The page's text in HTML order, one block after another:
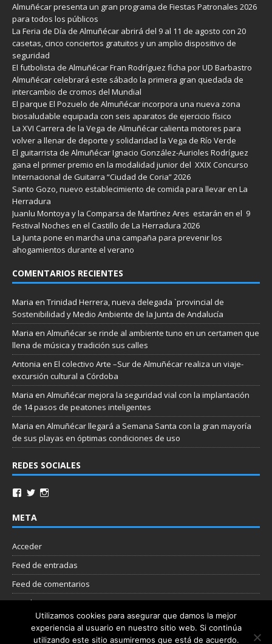
Almuñécar presenta un gran programa de Fiestas Patronales 2026
para todos los públicos
La Feria de Día de Almuñécar abrirá del 9 al 11 de agosto con 20
casetas, cinco conciertos gratuitos y un amplio dispositivo de
seguridad
El futbolista de Almuñécar Fran Rodríguez ficha por UD Barbastro
Almuñécar celebrará este sábado la primera gran quedada de
intercambio de cromos del Mundial
El parque El Pozuelo de Almuñécar incorpora una nueva zona
biosaludable equipada con seis aparatos de ejercicio físico
La XVI Carrera de la Vega de Almuñécar calienta motores para
volver a llenar de deporte y solidaridad la Vega de Río Verde
El guitarrista de Almuñécar Ignacio González-Aurioles Rodríguez
gana el primer premio en la modalidad junior del XXIX Concurso
Internacional de Guitarra “Ciudad de Coria” 2026
Santo Gozo, nuevo establecimiento de comida para llevar en La
Herradura
Juanlu Montoya y la Comparsa de Martínez Ares estarán en el 9
Festival Noches en el Castillo de La Herradura 2026
La Junta pone en marcha una campaña para prevenir los
ahogamientos durante el verano
COMENTARIOS RECIENTES
Maria en Trinidad Herrera, nueva delegada `provincial de
Sostenibilidad y Medio Ambiente de la Junta de Andalucía
Maria en Almuñécar se rinde al ambiente tuno en un certamen que
llena de música y tradición sus calles
Antonia en El colectivo Arte –Sur de Almuñécar realiza un viaje-
excursión cultural a Córdoba
Maria en Almuñécar mejora la seguridad vial con la implantación
de 14 pasos de peatones inteligentes
Maria en Almuñécar llegará a Semana Santa con la gran mayoría
de sus playas en óptimas condiciones de uso
REDES SOCIALES
META
Acceder
Feed de entradas
Feed de comentarios
WordPress.org
Nube de etiquetas
Utilizamos cookies para asegurar que damos la mejor
experiencia al usuario en nuestro sitio web. Si continúa
utilizando este sitio asumiremos que está de acuerdo.